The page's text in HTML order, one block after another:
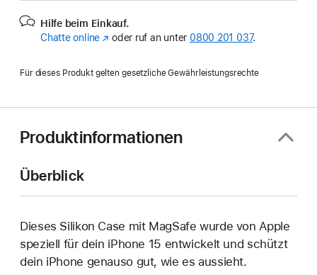
Hilfe beim Einkauf.
Chatte online (Öffnet
Fenster)
oder ruf an unter 0800 201 037.
Für dieses Produkt gelten gesetzliche Gewährleistungsrechte
Produktinformationen
Überblick
Dieses Silikon Case mit MagSafe wurde von Apple
speziell für dein iPhone 15 entwickelt und schützt
dein iPhone genauso gut, wie es aussieht.